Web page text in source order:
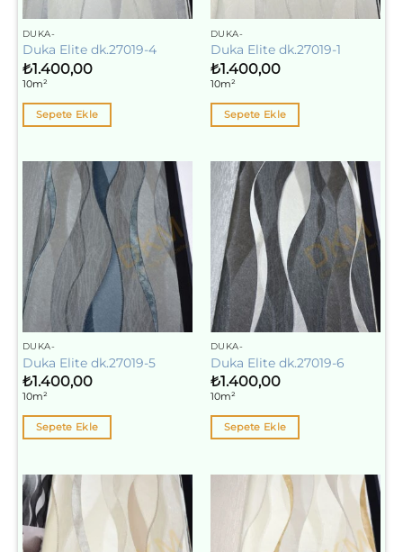
DUKA-
Duka Elite dk.27019-4
₺1.400,00
10m²
Sepete Ekle
DUKA-
Duka Elite dk.27019-1
₺1.400,00
10m²
Sepete Ekle
DUKA-
Duka Elite dk.27019-5
₺1.400,00
10m²
Sepete Ekle
DUKA-
Duka Elite dk.27019-6
₺1.400,00
10m²
Sepete Ekle